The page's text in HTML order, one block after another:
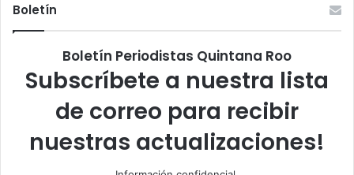
Boletín
Boletín Periodistas Quintana Roo
Subscríbete a nuestra lista
de correo para recibir
nuestras actualizaciones!